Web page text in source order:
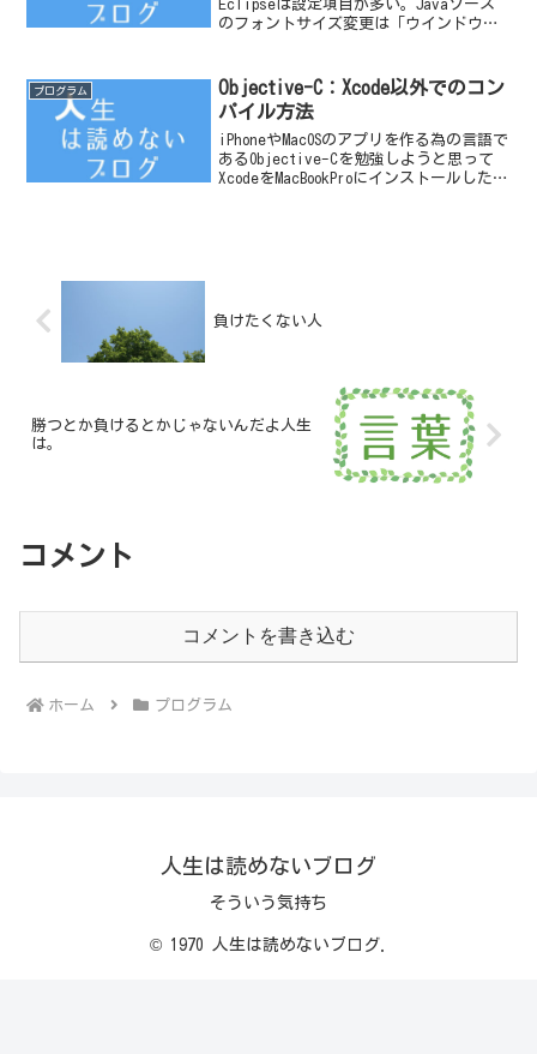
Eclipseは設定項目が多い。Javaソース
のフォントサイズ変更は「ウインドウ」
（これが最初分からなかった）のフォ...
プログラム
Objective-C：Xcode以外でのコン
パイル方法
iPhoneやMacOSのアプリを作る為の言語で
あるObjective-Cを勉強しようと思って
XcodeをMacBookProにインストールした
負けたくない人
勝つとか負けるとかじゃないんだよ人生
は。
コメント
コメントを書き込む
ホーム プログラム
人生は読めないブログ
そういう気持ち
© 1970 人生は読めないブログ.